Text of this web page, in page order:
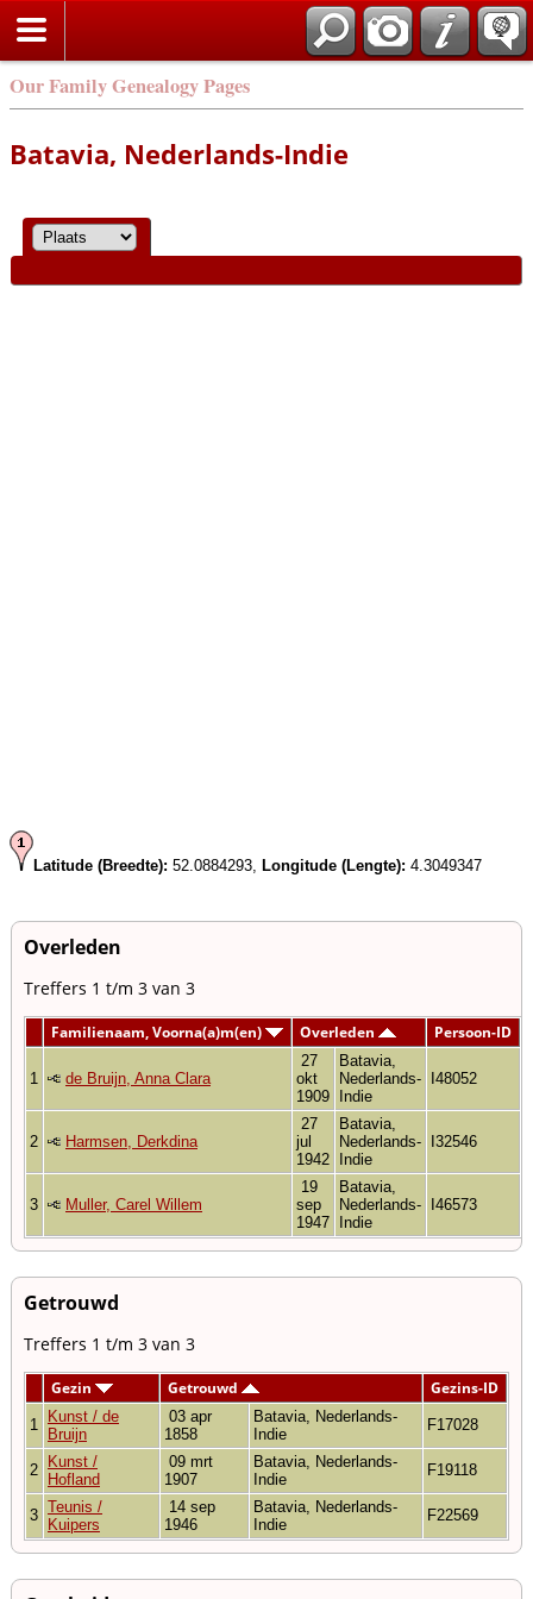
Our Family Genealogy Pages
Batavia, Nederlands-Indie
Latitude (Breedte): 52.0884293, Longitude (Lengte): 4.3049347
Overleden
Treffers 1 t/m 3 van 3
Familienaam, Voorna(a)m(en) Overleden Persoon-ID
1 de Bruijn, Anna Clara
27
okt
1909
Batavia,
Nederlands-
Indie
I48052
2 Harmsen, Derkdina
27
jul
1942
Batavia,
Nederlands-
Indie
I32546
3 Muller, Carel Willem
19
sep
1947
Batavia,
Nederlands-
Indie
I46573
Getrouwd
Treffers 1 t/m 3 van 3
Gezin Getrouwd Gezins-ID
1
Kunst / de
Bruijn
03 apr
1858
Batavia, Nederlands-
Indie
F17028
2
Kunst /
Hofland
09 mrt
1907
Batavia, Nederlands-
Indie
F19118
3 Teunis /
Kuipers
14 sep
1946
Batavia, Nederlands-
Indie
F22569